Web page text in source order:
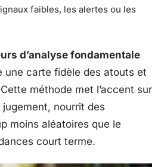
faibles, les alertes ou les
d’analyse fondamentale
une carte fidèle des atouts et
méthode met l’accent sur
nourrit des
moins aléatoires que le
court terme.